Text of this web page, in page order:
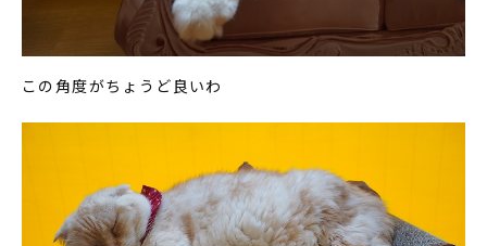
この角度がちょうど良いわ